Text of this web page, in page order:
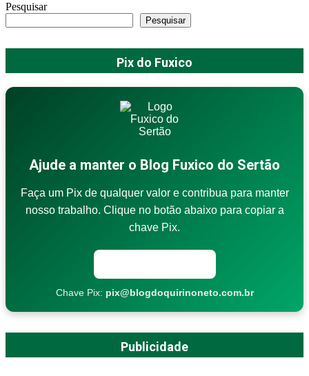
Pesquisar
Pesquisar
Pix do Fuxico
Ajude a manter o Blog Fuxico do Sertão
Faça um Pix de qualquer valor e contribua para manter
nosso trabalho. Clique no botão abaixo para copiar a
chave Pix.
Chave Pix: pix@blogdoquirinoneto.com.br
Publicidade